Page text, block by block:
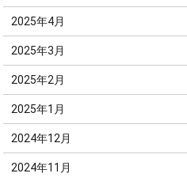
2025年4月
2025年3月
2025年2月
2025年1月
2024年12月
2024年11月